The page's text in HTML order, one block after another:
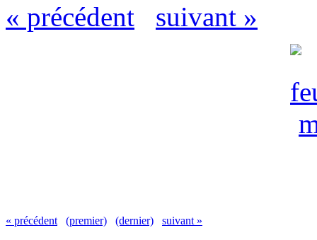
« précédent suivant »
« précédent (premier) (dernier) suivant »